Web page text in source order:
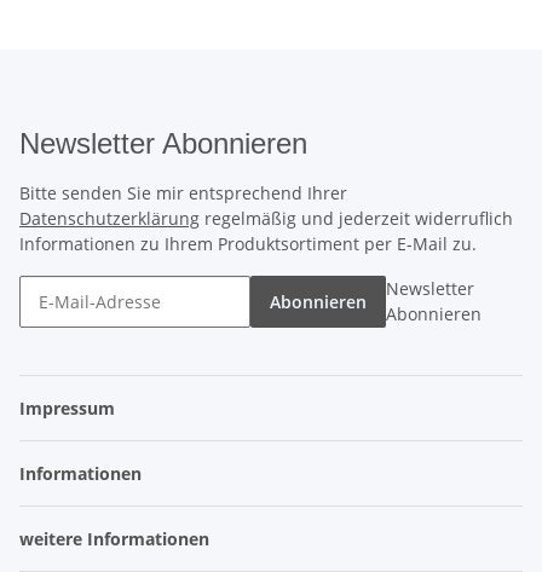
Newsletter Abonnieren
Bitte senden Sie mir entsprechend Ihrer
Datenschutzerklärung regelmäßig und jederzeit widerruflich
Informationen zu Ihrem Produktsortiment per E-Mail zu.
Abonnieren
Newsletter
Abonnieren
Impressum
Informationen
weitere Informationen